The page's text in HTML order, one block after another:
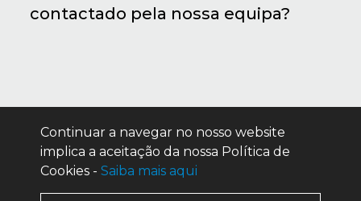
contactado pela nossa equipa?
Continuar a navegar no nosso website
implica a aceitação da nossa Política de
Cookies - Saiba mais aqui